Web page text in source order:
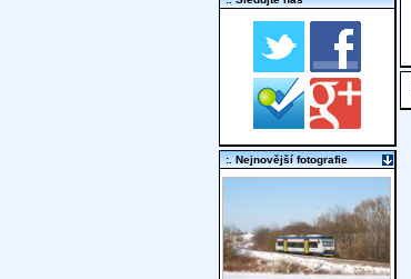
:. Nejnovější fotografie